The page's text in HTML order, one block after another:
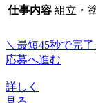
仕事内容 組立・
＼最短45秒で完了
応募へ進む
詳しく